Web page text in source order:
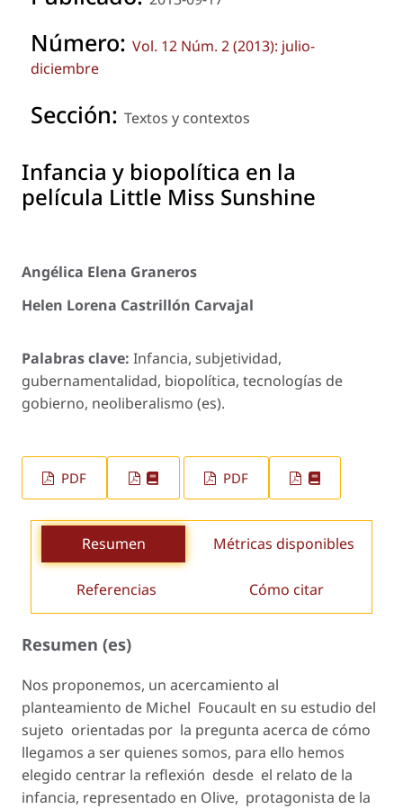
Número: Vol. 12 Núm. 2 (2013): julio-
diciembre
Sección: Textos y contextos
Infancia y biopolítica en la
película Little Miss Sunshine
Angélica Elena Graneros
Helen Lorena Castrillón Carvajal
Palabras clave: Infancia, subjetividad,
gubernamentalidad, biopolítica, tecnologías de
gobierno, neoliberalismo (es).
PDF PDF
Resumen Métricas disponibles
Referencias Cómo citar
Resumen (es)
Nos proponemos, un acercamiento al
planteamiento de Michel Foucault en su estudio del
sujeto orientadas por la pregunta acerca de cómo
llegamos a ser quienes somos, para ello hemos
elegido centrar la reflexión desde el relato de la
infancia, representado en Olive, protagonista de la